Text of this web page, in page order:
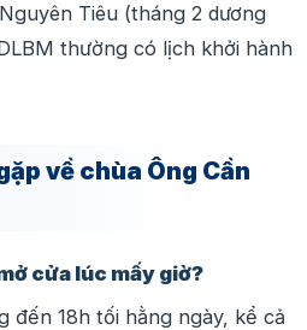
Tiêu (tháng 2 dương
thường có lịch khởi hành
về chùa Ông Cần
cửa lúc mấy giờ?
đến 18h tối hằng ngày, kể cả